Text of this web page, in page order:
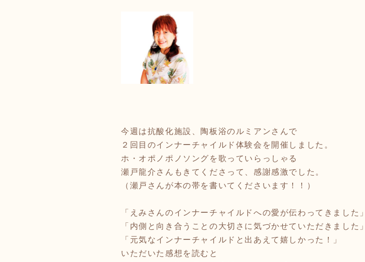
今週は抗酸化施設、陶板浴のルミアンさんで
２回目のインナーチャイルド体験会を開催しました。
ホ・オポノポノソングを歌っていらっしゃる
瀬戸龍介さんもきてくださって、感謝感激でした。
（瀬戸さんが本の帯を書いてくださいます！！）
「えみさんのインナーチャイルドへの愛が伝わってきました」
「内側と向き合うことの大切さに気づかせていただきました」
「元気なインナーチャイルドと出あえて嬉しかった！」
いただいた感想を読むと